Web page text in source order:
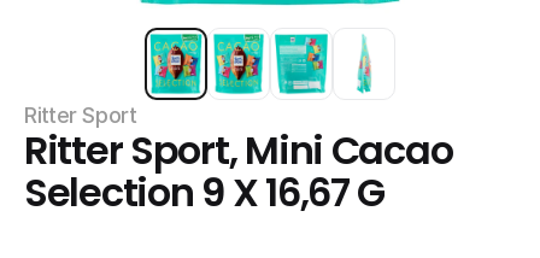
Ritter Sport
Ritter Sport, Mini Cacao
Selection 9 X 16,67 G